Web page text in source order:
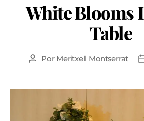
White Blooms
Table
Por Meritxell Montserrat